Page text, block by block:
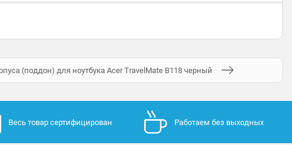
(поддон) для ноутбука Acer TravelMate B118 черный
Весь товар сертифицирован Работаем без выходных